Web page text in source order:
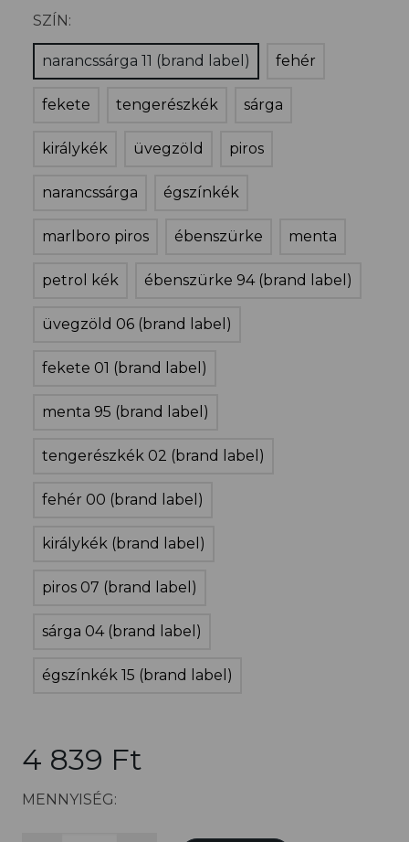
SZÍN:
narancssárga 11 (brand label) fehér
fekete tengerészkék sárga
királykék üvegzöld piros
narancssárga égszínkék
marlboro piros ébenszürke menta
petrol kék ébenszürke 94 (brand label)
üvegzöld 06 (brand label)
fekete 01 (brand label)
menta 95 (brand label)
tengerészkék 02 (brand label)
fehér 00 (brand label)
királykék (brand label)
piros 07 (brand label)
sárga 04 (brand label)
égszínkék 15 (brand label)
4 839 Ft
MENNYISÉG: